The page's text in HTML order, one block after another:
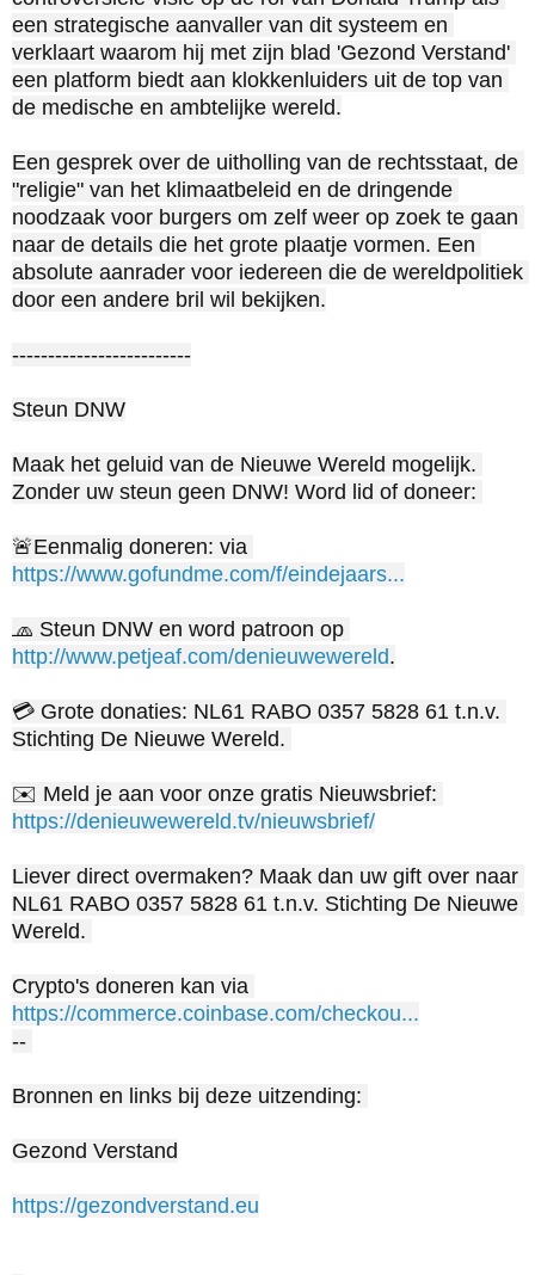
een strategische aanvaller van dit systeem en
verklaart waarom hij met zijn blad 'Gezond Verstand'
een platform biedt aan klokkenluiders uit de top van
de medische en ambtelijke wereld.
Een gesprek over de uitholling van de rechtsstaat, de
"religie" van het klimaatbeleid en de dringende
noodzaak voor burgers om zelf weer op zoek te gaan
naar de details die het grote plaatje vormen. Een
absolute aanrader voor iedereen die de wereldpolitiek
door een andere bril wil bekijken.
-------------------------
Steun DNW
Maak het geluid van de Nieuwe Wereld mogelijk.
Zonder uw steun geen DNW! Word lid of doneer:
https://www.gofundme.com/f/eindejaars...
http://www.petjeaf.com/denieuwewereld.
💳 Grote donaties: NL61 RABO 0357 5828 61 t.n.v.
Stichting De Nieuwe Wereld.
https://denieuwewereld.tv/nieuwsbrief/
Liever direct overmaken? Maak dan uw gift over naar
NL61 RABO 0357 5828 61 t.n.v. Stichting De Nieuwe
Wereld.
https://commerce.coinbase.com/checkou...
--
Bronnen en links bij deze uitzending:
Gezond Verstand
https://gezondverstand.eu